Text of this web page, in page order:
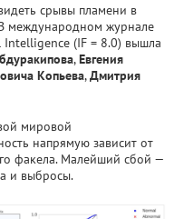
срывы пламени в
международном журнале
(IF = 8.0) вышла
,Евгения
Копьева,Дмитрия
мировой
напрямую зависит от
факела. Малейший сбой —
и выбросы.